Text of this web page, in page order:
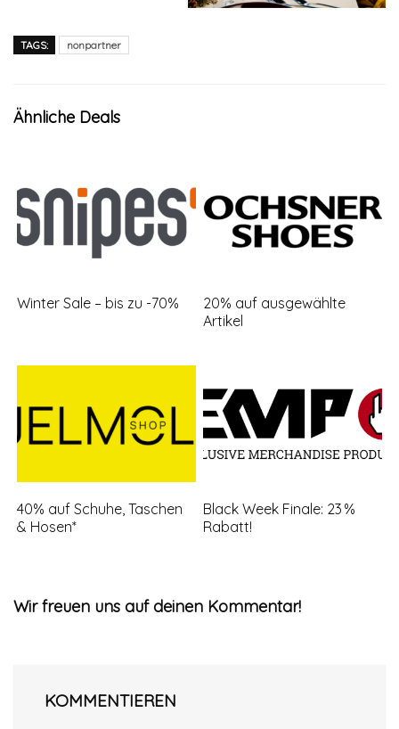
TAGS: nonpartner
Ähnliche Deals
Winter Sale – bis zu -70%
20% auf ausgewählte
Artikel
40% auf Schuhe, Taschen
& Hosen*
Black Week Finale: 23 %
Rabatt!
Wir freuen uns auf deinen Kommentar!
KOMMENTIEREN